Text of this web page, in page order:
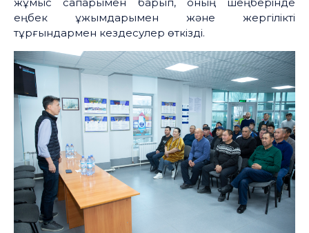
еңбек ұжымдарымен және жергілікті
тұрғындармен кездесулер өткізді.